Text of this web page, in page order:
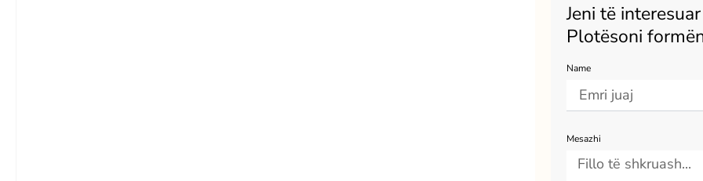
Jeni të
Plotësoni
Name
Mesazhi